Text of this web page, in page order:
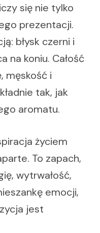
się nie tylko
prezentacji.
błysk czerni i
na koniu. Całość
męskość i
tak, jak
aromatu.
życiem
To zapach,
wytrwałość,
emocji,
jest